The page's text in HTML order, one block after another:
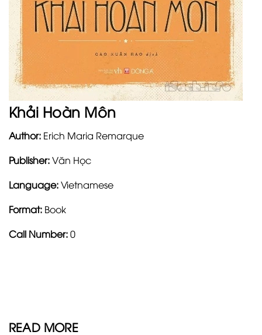
Khải Hoàn Môn
Author: Erich Maria Remarque
Publisher:Văn Học
Language:Vietnamese
Format: Book
Call Number:0
READ MORE